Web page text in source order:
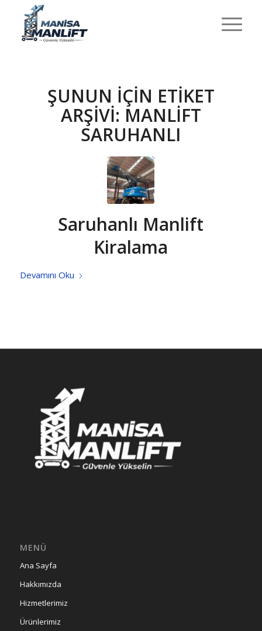
ŞUNUN IÇIN ETIKET
ARŞIVI: MANLIFT
SARUHANLI
Saruhanlı Manlift
Kiralama
Devamını Oku
MENÜ
Ana Sayfa
Hakkımızda
Hizmetlerimiz
Ürünlerimiz